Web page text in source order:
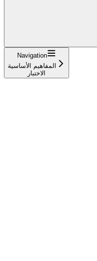
Navigation
المفاهيم الأساسية
الاختبار